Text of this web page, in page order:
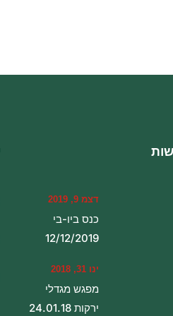
דצמ 9, 2019
כנס ביו-בי
12/12/2019
ינו 31, 2018
מפגש מגדלי
ירקות 24.01.18